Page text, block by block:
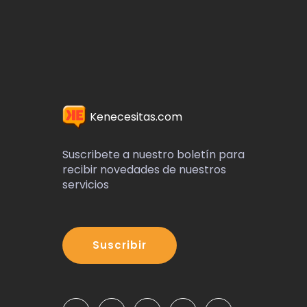
Kenecesitas.com
Suscribete a nuestro boletín para
recibir novedades de nuestros
servicios
Suscribir